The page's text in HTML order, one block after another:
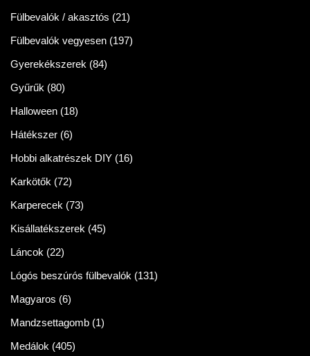
Fülbevalók / akasztós (21)
Fülbevalók vegyesen (197)
Gyerekékszerek (84)
Gyűrűk (80)
Halloween (18)
Hátékszer (6)
Hobbi alkatrészek DIY (16)
Karkötők (72)
Karperecek (73)
Kisállatékszerek (45)
Láncok (22)
Lógós beszúrós fülbevalók (131)
Magyaros (6)
Mandzsettagomb (1)
Medálok (405)